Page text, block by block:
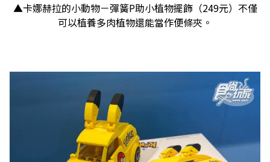
▲卡娜赫拉的小動物－彈簧P助小植物擺飾（249元）不僅
可以植養多肉植物還能當作便條夾。